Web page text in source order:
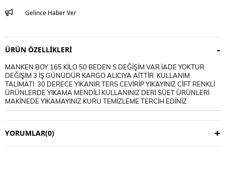
Gelince Haber Ver
ÜRÜN ÖZELLIKLERI
MANKEN BOY 165 KİLO 50 BEDEN S DEĞİŞİM VAR İADE YOKTUR
DEĞİŞİM 3 İŞ GÜNÜDÜR KARGO ALICIYA AİTTİR KULLANIM
TALİMATI 30 DERECE YIKANIR TERS CEVİRİP YIKAYINIZ CİFT RENKLİ
ÜRÜNLERDE YIKAMA MENDİLİ KULLANINIZ DERİ SÜET ÜRÜNLERİ
MAKİNEDE YIKAMAYINIZ KURU TEMİZLEME TERCİH EDİNİZ
YORUMLAR(0)